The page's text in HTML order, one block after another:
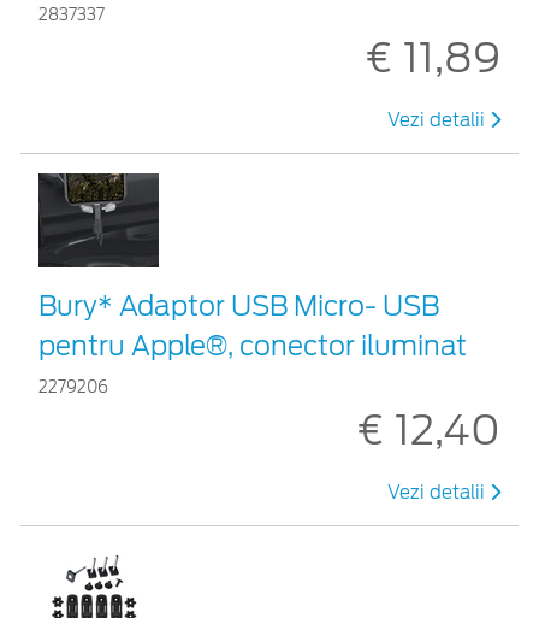
2837337
€ 11,89
Vezi detalii
Bury* Adaptor USB Micro- USB
pentru Apple®, conector iluminat
2279206
€ 12,40
Vezi detalii